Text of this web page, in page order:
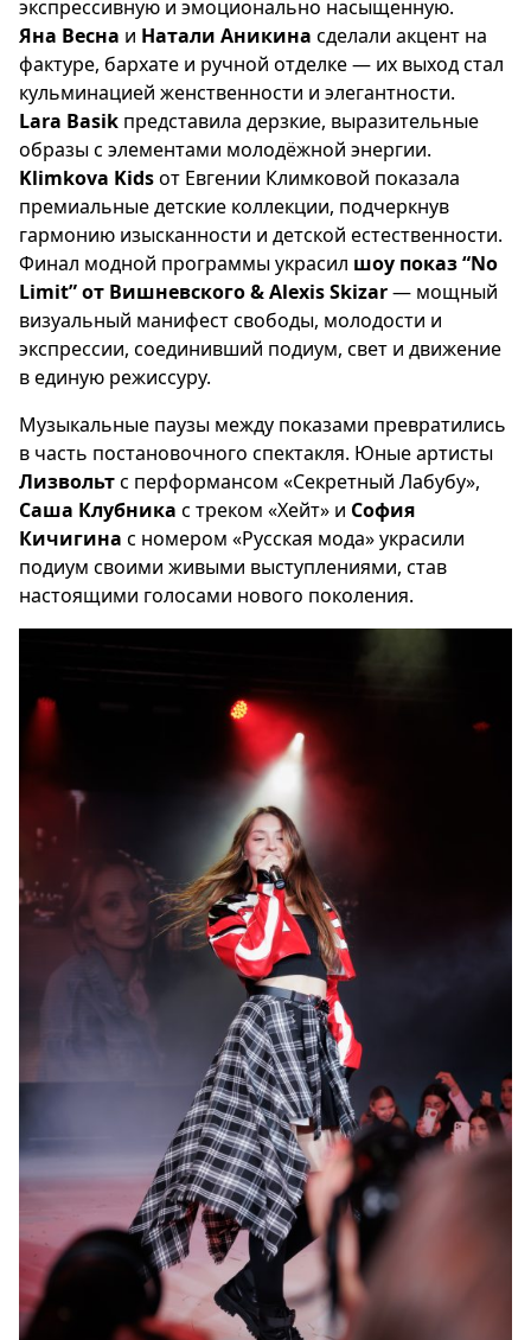
экспрессивную и эмоционально насыщенную.
Яна Весна и Натали Аникина сделали акцент на
фактуре, бархате и ручной отделке — их выход стал
кульминацией женственности и элегантности.
Lara Basik представила дерзкие, выразительные
образы с элементами молодёжной энергии.
Klimkova Kidsот Евгении Климковой показала
премиальные детские коллекции, подчеркнув
гармонию изысканности и детской естественности.
Финал модной программы украсил шоу показ “No
Limit” от Вишневского & Alexis Skizar— мощный
визуальный манифест свободы, молодости и
экспрессии, соединивший подиум, свет и движение
в единую режиссуру.
Музыкальные паузы между показами превратились
в часть постановочного спектакля. Юные артисты
Лизвольтс перформансом «Секретный Лабубу»,
Саша Клубника с треком «Хейт» и София
Кичигина с номером «Русская мода» украсили
подиум своими живыми выступлениями, став
настоящими голосами нового поколения.